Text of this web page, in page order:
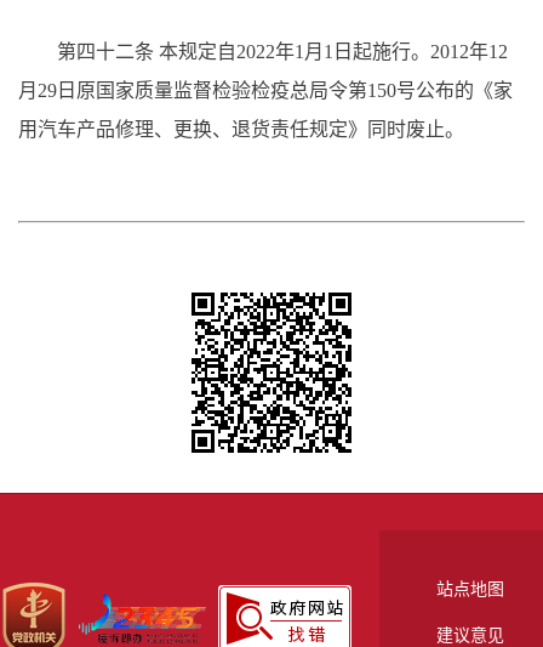
第四十二条 本规定自2022年1月1日起施行。2012年12
月29日原国家质量监督检验检疫总局令第150号公布的《家
用汽车产品修理、更换、退货责任规定》同时废止。
站点地图
建议意见